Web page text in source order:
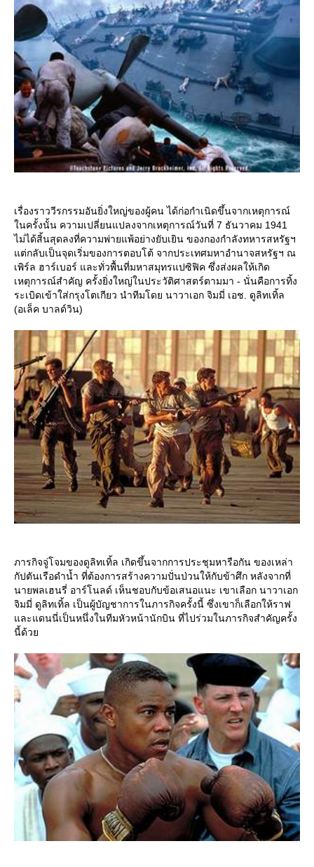
เรื่องราววีรกรรมอันยิ่งใหญ่ของผู้คน ได้ก่อกำเนิดขึ้นจากเหตุการณ์
นครั้งนั้น ความเปลี่ยนแปลงจากเหตุการณ์วันที่ 7 ธันวาคม 1941
ไม่ได้สิ้นสุดลงที่ความพ่ายแพ้อย่างยับเยิน ของกองกำลังทหารสหรัฐฯ
ต่กลับเป็นจุดเริ่มของการตอบโต้ จากประเทศมหาอำนาจสหรัฐฯ ณ
เพิร์ล ฮาร์เบอร์ และทั่วพื้นที่มหาสมุทรแปซิฟิค ซึ่งส่งผลให้เกิด
เหตุการณ์สำคัญ ครั้งยิ่งใหญ่ในประวัติศาสตร์ตามมา - นั่นคือการทิ้ง
ระเบิดเข้าใส่กรุงโตเกียว นำทีมโดย นาวาเอก จิมมี่ เอช. ดูลิทเทิ้ล
(อเล็ค บาลด์วิน)
ภารกิจจู่โจมของดูลิทเทิ้ล เกิดขึ้นจากการประชุมหารือกัน ของเหล่า
กัปตันเรือดำน้ำ ที่ต้องการสร้างความปั่นป่วนให้กับข้าศึก หลังจากที่
นายพลเฮนรี่ อาร์โนลด์ เห็นชอบกับข้อเสนอแนะ เขาเลือก นาวาเอก
จิมมี่ ดูลิทเทิ้ล เป็นผู้บัญชาการในภารกิจครั้งนี้ ซึ่งเขาก็เลือกให้ราฟ
ละแดนนี่เป็นหนึ่งในทีมหัวหน้านักบิน ที่ไปร่วมในภารกิจสำคัญครั้ง
นี้ด้ว